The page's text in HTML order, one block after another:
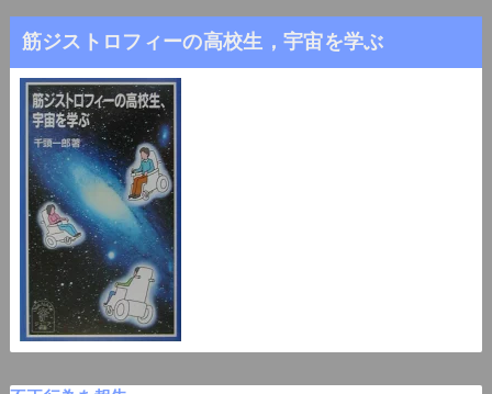
筋ジストロフィーの高校生，宇宙を学ぶ